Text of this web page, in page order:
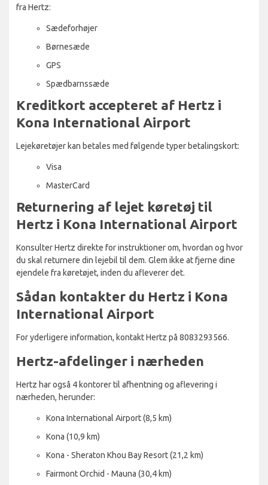
fra Hertz:
Sædeforhøjer
Børnesæde
GPS
Spædbarnssæde
Kreditkort accepteret af Hertz i
Kona International Airport
Lejekøretøjer kan betales med følgende typer betalingskort:
Visa
MasterCard
Returnering af lejet køretøj til
Hertz i Kona International Airport
Konsulter Hertz direkte for instruktioner om, hvordan og hvor
du skal returnere din lejebil til dem. Glem ikke at fjerne dine
ejendele fra køretøjet, inden du afleverer det.
Sådan kontakter du Hertz i Kona
International Airport
For yderligere information, kontakt Hertz på 8083293566.
Hertz-afdelinger i nærheden
Hertz har også 4 kontorer til afhentning og aflevering i
nærheden, herunder:
Kona International Airport (8,5 km)
Kona (10,9 km)
Kona - Sheraton Khou Bay Resort (21,2 km)
Fairmont Orchid - Mauna (30,4 km)